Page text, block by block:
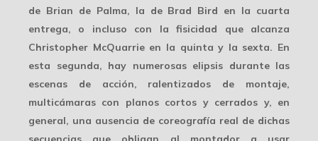
de Brian de Palma, la de Brad Bird en la cuarta
entrega, o incluso con la fisicidad que alcanza
Christopher McQuarrie en la quinta y la sexta. En
esta segunda, hay numerosas elipsis durante las
escenas de acción, ralentizados de montaje,
multicámaras con planos cortos y cerrados y, en
general, una ausencia de coreografía real de dichas